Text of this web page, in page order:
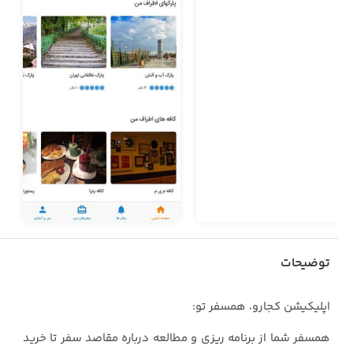
توضیحات
اپلیکیشن کجارو، همسفر تو:
همسفر شما از برنامه ریزی و مطالعه درباره مقاصد سفر تا خرید